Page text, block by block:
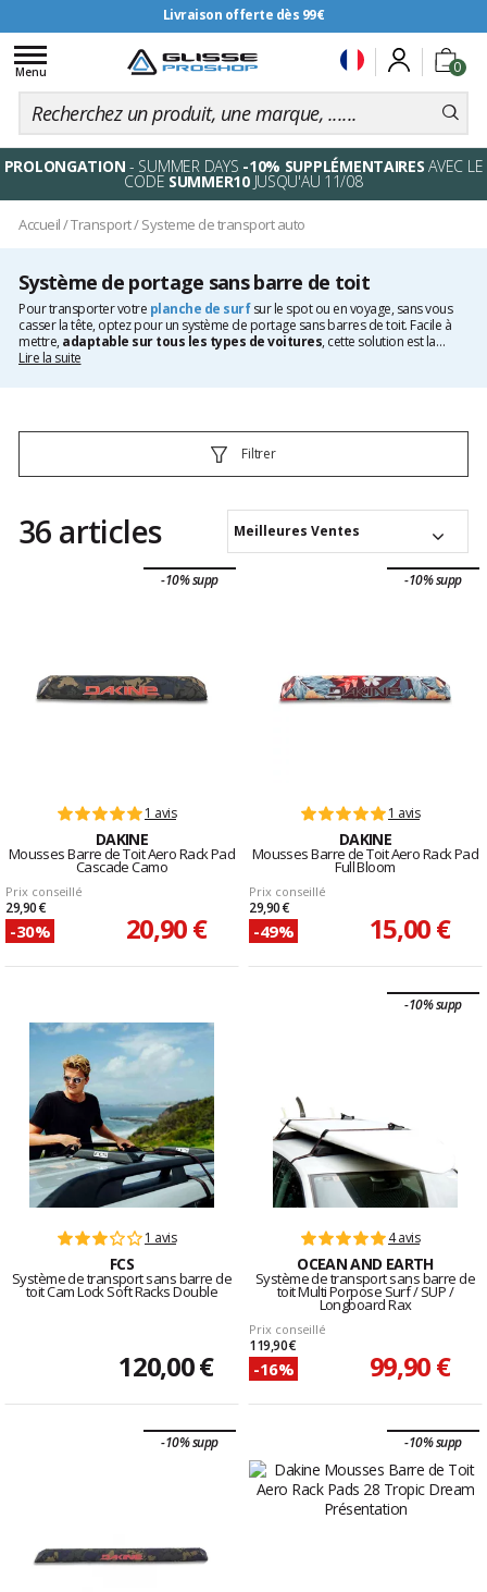
Livraison offerte dès 99€
0
Toggle
navigation
Menu
PROLONGATION - SUMMER DAYS -10% SUPPLÉMENTAIRES AVEC LE
CODE SUMMER10JUSQU'AU 11/08
Accueil/Transport/Systeme de transport auto
Système de portage sans barre de toit
Pour transporter votre planche de surfsur le spot ou en voyage, sans vous
casser la tête, optez pour un système de portage sans barres de toit. Facile à
mettre,adaptable sur tous les types de voitures, cette solution est la
réponse rapide et efficace à tous vos surftrips. Consultez notre rayon et
Lire la suite
Filtrer
36 articles Meilleures Ventes
-10% supp
1 avis
DAKINE
Mousses Barre de Toit Aero Rack Pad
Cascade Camo
Prix conseillé
29,90 €
-30% 20,90 €
-10% supp
1 avis
DAKINE
Mousses Barre de Toit Aero Rack Pad
Full Bloom
Prix conseillé
29,90 €
-49% 15,00 €
1 avis
FCS
Système de transport sans barre de
toit Cam Lock Soft Racks Double
120,00 €
-10% supp
4 avis
OCEAN AND EARTH
Système de transport sans barre de
toit Multi Porpose Surf / SUP /
Longboard Rax
Prix conseillé
119,90 €
-16% 99,90 €
-10% supp -10% supp